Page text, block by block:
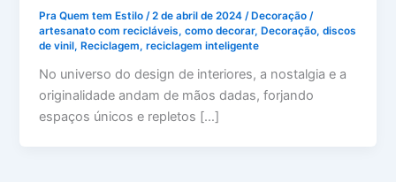
Pra Quem tem Estilo /2 de abril de 2024 /Decoração /
artesanato com recicláveis,como decorar,Decoração,discos
de vinil,Reciclagem,reciclagem inteligente
No universo do design de interiores, a nostalgia e a
originalidade andam de mãos dadas, forjando
espaços únicos e repletos […]